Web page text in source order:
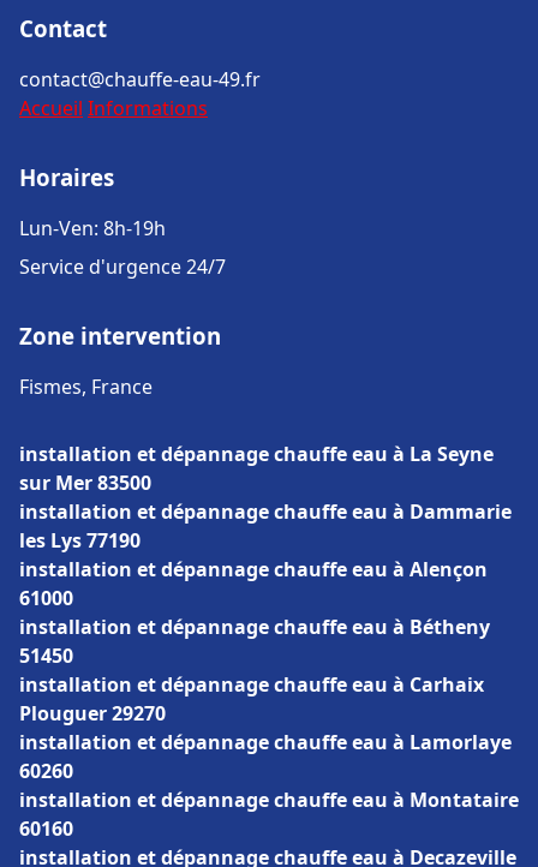
Contact
contact@chauffe-eau-49.fr
Accueil Informations
Horaires
Lun-Ven: 8h-19h
Service d'urgence 24/7
Zone intervention
Fismes, France
installation et dépannage chauffe eau à La Seyne
sur Mer 83500
installation et dépannage chauffe eau à Dammarie
les Lys 77190
installation et dépannage chauffe eau à Alençon
61000
installation et dépannage chauffe eau à Bétheny
51450
installation et dépannage chauffe eau à Carhaix
Plouguer 29270
installation et dépannage chauffe eau à Lamorlaye
60260
installation et dépannage chauffe eau à Montataire
60160
installation et dépannage chauffe eau à Decazeville